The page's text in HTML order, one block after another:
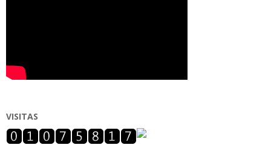
VISITAS